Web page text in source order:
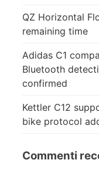
QZ Horizontal
remaining time
Adidas C1
Bluetooth
confirmed
Kettler C12
bike protocol
Commenti